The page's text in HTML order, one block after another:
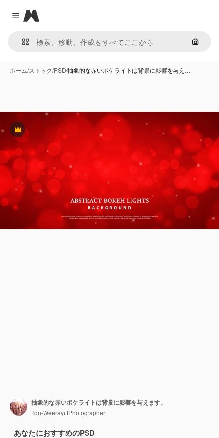
Close menu
Magnific
画像で
ホーム/ストック/PSD/抽象的な赤いボケライトは背景に影響を与え…
Premium
抽象的な赤いボケライトは背景に影響を与えます。
Ton-WeerayutPhotographer
あなたにおすすめのPSD